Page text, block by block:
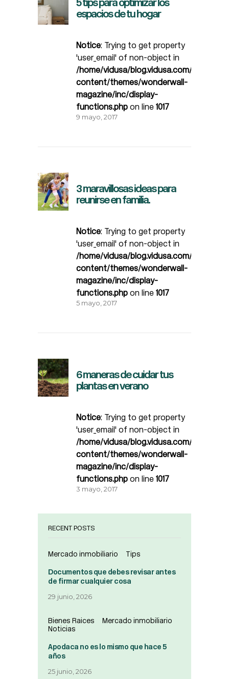
espacios de tu hogar
Notice: Trying to get property
'user_email' of non-object in
/home/vidusa/blog.vidusa.com/wp-
content/themes/wonderwall-
magazine/inc/display-
functions.php on line 1017
9 mayo, 2017
3 maravillosas ideas para
reunirse en familia.
Notice: Trying to get property
'user_email' of non-object in
/home/vidusa/blog.vidusa.com/wp-
content/themes/wonderwall-
magazine/inc/display-
functions.php on line 1017
5 mayo, 2017
6 maneras de cuidar tus
plantas en verano
Notice: Trying to get property
'user_email' of non-object in
/home/vidusa/blog.vidusa.com/wp-
content/themes/wonderwall-
magazine/inc/display-
functions.php on line 1017
3 mayo, 2017
RECENT POSTS
Mercado inmobiliario Tips
Documentos que debes revisar antes
de firmar cualquier cosa
29 junio, 2026
Bienes Raices
Mercado inmobiliario
Noticias
Apodaca no es lo mismo que hace 5
años
25 junio, 2026